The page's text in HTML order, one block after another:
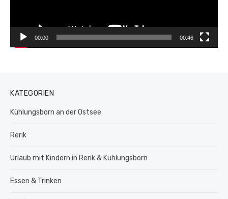
00:00 00:46
KATEGORIEN
Kühlungsborn an der Ostsee
Rerik
Urlaub mit Kindern in Rerik & Kühlungsborn
Essen & Trinken